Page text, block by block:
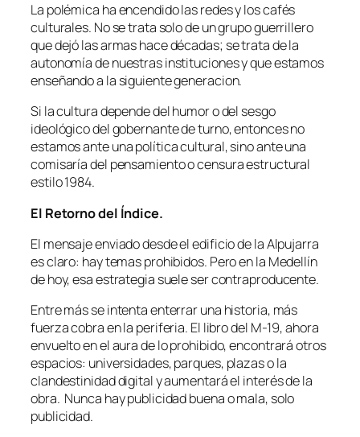
La polémica ha encendido las redes y los cafés
culturales. No se trata solo de un grupo guerrillero
que dejó las armas hace décadas; se trata de la
autonomía de nuestras instituciones y que estamos
enseñando a la siguiente generacion.
Si la cultura depende del humor o del sesgo
ideológico del gobernante de turno, entonces no
estamos ante una política cultural, sino ante una
comisaría del pensamiento o censura estructural
estilo 1984.
El Retorno del Índice.
El mensaje enviado desde el edificio de la Alpujarra
es claro: hay temas prohibidos. Pero en la Medellín
de hoy, esa estrategia suele ser contraproducente.
Entre más se intenta enterrar una historia, más
fuerza cobra en la periferia. El libro del M-19, ahora
envuelto en el aura de lo prohibido, encontrará otros
espacios: universidades, parques, plazas o la
clandestinidad digital y aumentará el interés de la
obra. Nunca hay publicidad buena o mala, solo
publicidad.